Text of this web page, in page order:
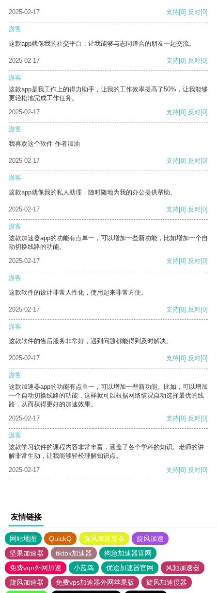
2025-02-17 支持[0] 反对[0]
游客
这款app就像我的社交平台，让我能够与志同道合的朋友一起交流。
2025-02-17 支持[0] 反对[0]
游客
这款app是我工作上的得力助手，让我的工作效率提高了50%，让我能够
更轻松地完成工作任务。
2025-02-17
支持[0] 反对[0]
游客
我喜欢这个软件 作者加油
2025-02-17 支持[0] 反对[0]
游客
这款app就像我的私人助理，随时随地为我的办公提供帮助。
2025-02-17 支持[0] 反对[0]
游客
这款加速器app的功能有点单一，可以增加一些新功能，比如增加一个自
动切换线路的功能。
2025-02-17
支持[0] 反对[0]
游客
这款软件的设计非常人性化，使用起来非常方便。
2025-02-17 支持[0] 反对[0]
游客
这款软件的售后服务非常好，遇到问题都能得到及时解决。
2025-02-17 支持[0] 反对[0]
游客
这款加速器app的功能有点单一，可以增加一些新功能。比如，可以增加
一个自动切换线路的功能，这样就可以根据网络情况自动选择最优的线
路，从而获得更好的加速效果。
2025-02-17
支持[0] 反对[0]
游客
这款学习软件的课程内容非常丰富，涵盖了各个学科的知识。老师的讲
解非常生动，让我能够轻松理解知识点。
2025-02-17
支持[0] 反对[0]
友情链接
网站地图 QuickQ 旋风加速度器
旋风加速
坚果加速器
tiktok加速器
狗急加速器官网
免费vqn外网加速
小蓝鸟 优途加速器官网
风驰加速器
旋风加速器
免费vps加速器外网苹果版 旋风加速度器